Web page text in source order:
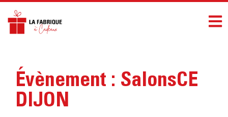
Évènement : SalonsCE
DIJON